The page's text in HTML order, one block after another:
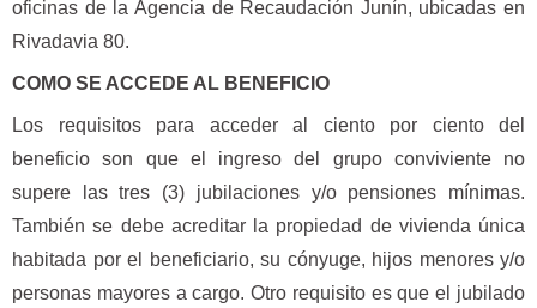
oficinas de la Agencia de Recaudación Junín, ubicadas en
Rivadavia 80.
COMO SE ACCEDE AL BENEFICIO
Los requisitos para acceder al ciento por ciento del
beneficio son que el ingreso del grupo conviviente no
supere las tres (3) jubilaciones y/o pensiones mínimas.
También se debe acreditar la propiedad de vivienda única
habitada por el beneficiario, su cónyuge, hijos menores y/o
personas mayores a cargo. Otro requisito es que el jubilado